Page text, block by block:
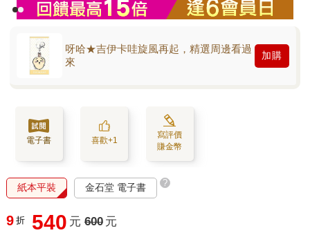
呀哈★吉伊卡哇旋風再起，精選周邊看過
來
加購
電子書 喜歡+1
寫評價
賺金幣
紙本平裝 金石堂 電子書 ?
9 折 540 元 600 元